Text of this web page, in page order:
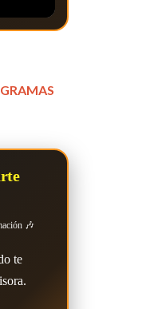
🎶
te